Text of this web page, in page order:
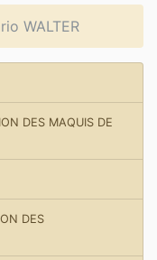
WALTER
DES MAQUIS DE
DES